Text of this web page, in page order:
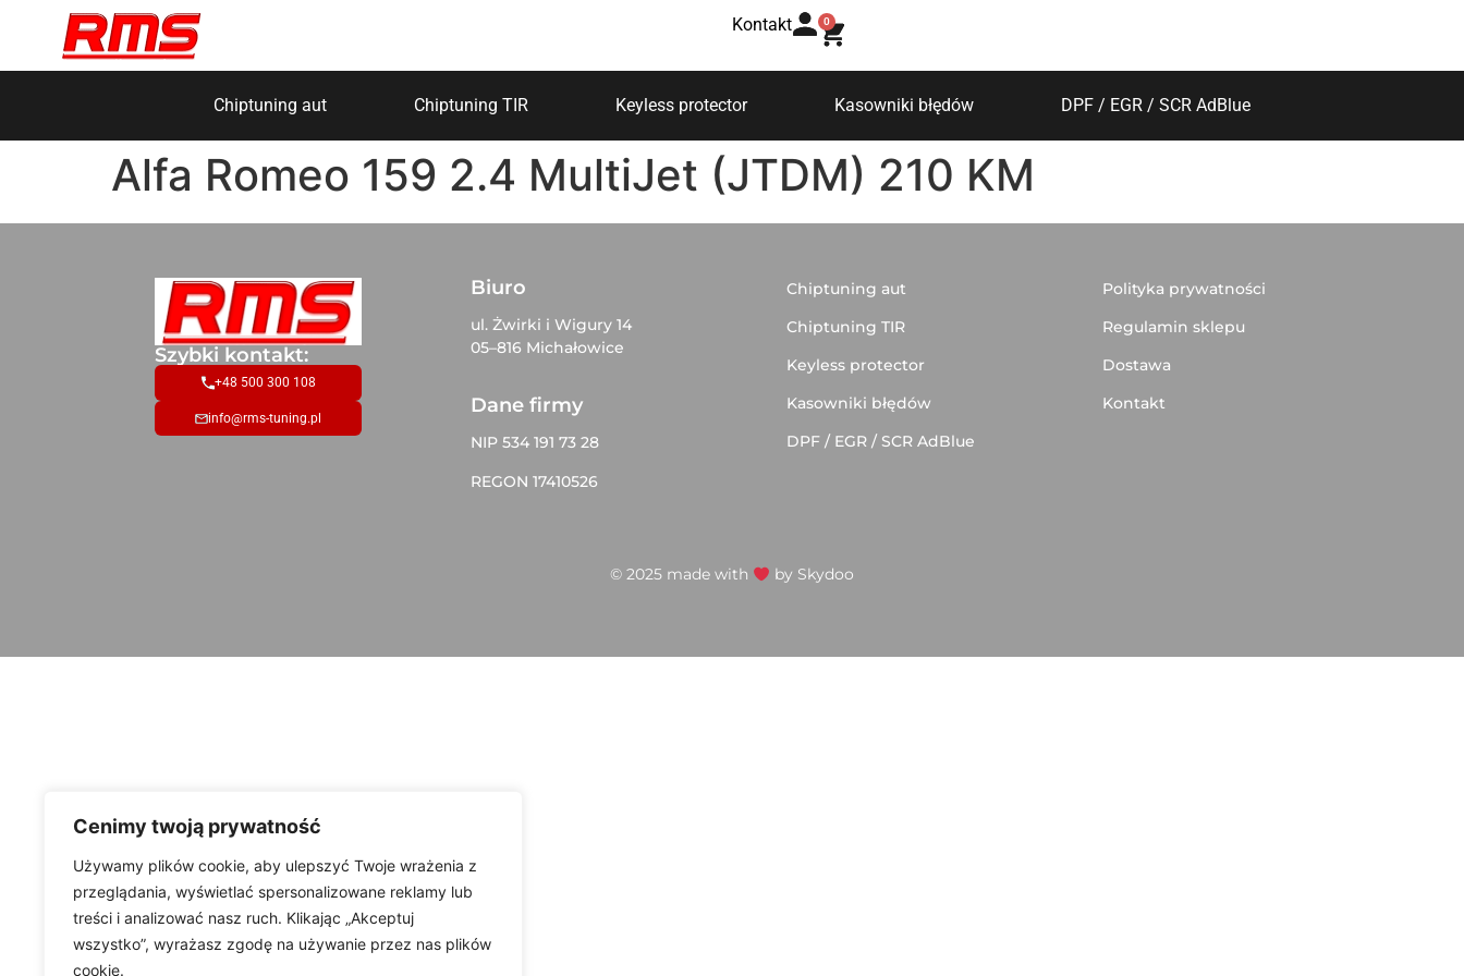
Cenimy twoją prywatność
Używamy plików cookie, aby ulepszyć Twoje wrażenia z
przeglądania, wyświetlać spersonalizowane reklamy lub
treści i analizować nasz ruch. Klikając „Akceptuj
wszystko”, wyrażasz zgodę na używanie przez nas plików
cookie.
Kontakt 0
Chiptuning aut Chiptuning TIR Keyless protector Kasowniki błędów DPF / EGR / SCR AdBlue
Alfa Romeo 159 2.4 MultiJet (JTDM) 210 KM
Szybki kontakt:
+48 500 300 108
info@rms-tuning.pl
Biuro
ul. Żwirki i Wigury 14
05–816 Michałowice
Dane firmy
NIP 534 191 73 28
REGON 17410526
Chiptuning aut
Chiptuning TIR
Keyless protector
Kasowniki błędów
DPF / EGR / SCR AdBlue
Polityka prywatności
Regulamin sklepu
Dostawa
Kontakt
© 2025 made with by Skydoo